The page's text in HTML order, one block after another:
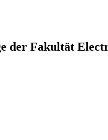
der Fakultät